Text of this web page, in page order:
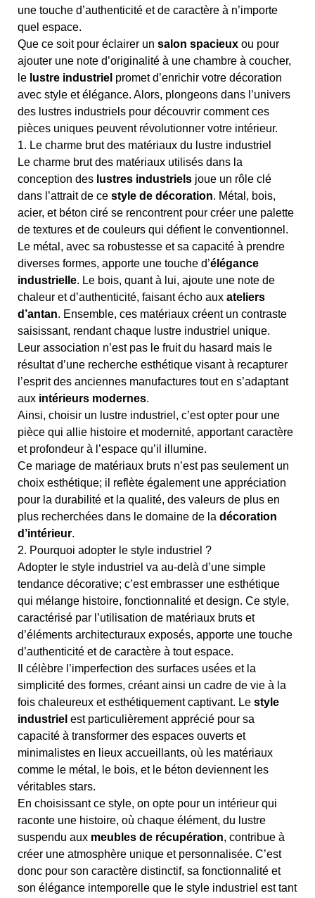
une touche d’authenticité et de caractère à n’importe
quel espace.
Que ce soit pour éclairer un salon spacieux ou pour
ajouter une note d’originalité à une chambre à coucher,
le lustre industriel promet d’enrichir votre décoration
avec style et élégance. Alors, plongeons dans l’univers
des lustres industriels pour découvrir comment ces
pièces uniques peuvent révolutionner votre intérieur.
1. Le charme brut des matériaux du lustre industriel
Le charme brut des matériaux utilisés dans la
conception des lustres industriels joue un rôle clé
dans l’attrait de ce style de décoration. Métal, bois,
acier, et béton ciré se rencontrent pour créer une palette
de textures et de couleurs qui défient le conventionnel.
Le métal, avec sa robustesse et sa capacité à prendre
diverses formes, apporte une touche d’élégance
industrielle. Le bois, quant à lui, ajoute une note de
chaleur et d’authenticité, faisant écho aux ateliers
d’antan. Ensemble, ces matériaux créent un contraste
saisissant, rendant chaque lustre industriel unique.
Leur association n’est pas le fruit du hasard mais le
résultat d’une recherche esthétique visant à recapturer
l’esprit des anciennes manufactures tout en s’adaptant
aux intérieurs modernes.
Ainsi, choisir un lustre industriel, c’est opter pour une
pièce qui allie histoire et modernité, apportant caractère
et profondeur à l’espace qu’il illumine.
Ce mariage de matériaux bruts n’est pas seulement un
choix esthétique; il reflète également une appréciation
pour la durabilité et la qualité, des valeurs de plus en
plus recherchées dans le domaine de la décoration
d’intérieur.
2. Pourquoi adopter le style industriel ?
Adopter le style industriel va au-delà d’une simple
tendance décorative; c’est embrasser une esthétique
qui mélange histoire, fonctionnalité et design. Ce style,
caractérisé par l’utilisation de matériaux bruts et
d’éléments architecturaux exposés, apporte une touche
d’authenticité et de caractère à tout espace.
Il célèbre l’imperfection des surfaces usées et la
simplicité des formes, créant ainsi un cadre de vie à la
fois chaleureux et esthétiquement captivant. Le style
industriel est particulièrement apprécié pour sa
capacité à transformer des espaces ouverts et
minimalistes en lieux accueillants, où les matériaux
comme le métal, le bois, et le béton deviennent les
véritables stars.
En choisissant ce style, on opte pour un intérieur qui
raconte une histoire, où chaque élément, du lustre
suspendu aux meubles de récupération, contribue à
créer une atmosphère unique et personnalisée. C’est
donc pour son caractère distinctif, sa fonctionnalité et
son élégance intemporelle que le style industriel est tant